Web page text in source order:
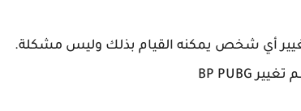
أي شخص يمكنه القيام بذلك وليس مشكلة.